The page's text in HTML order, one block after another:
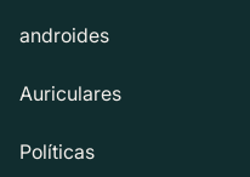
androides
Auriculares
Políticas